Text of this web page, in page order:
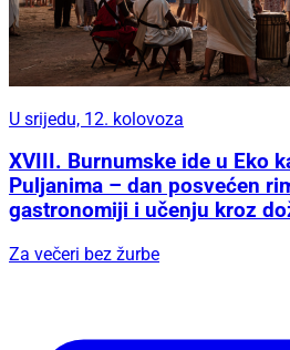
U srijedu, 12. kolovoza
XVIII. Burnumske ide u Eko
Puljanima – dan posvećen
gastronomiji i učenju kroz
Za večeri bez žurbe